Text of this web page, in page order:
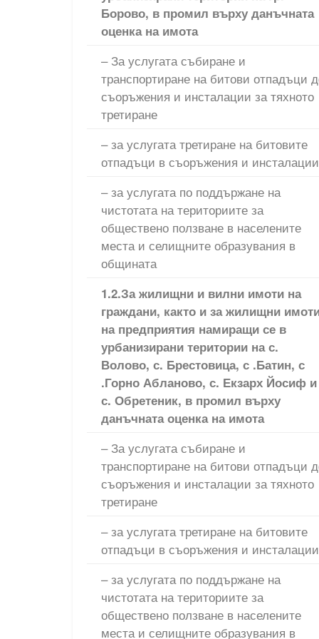
Борово, в промил върху данъчната
оценка на имота
– За услугата събиране и
транспортиране на битови отпадъци
съоръжения и инсталации за тяхното
третиране
– за услугата третиране на битовите
отпадъци в съоръжения и инсталации
– за услугата по поддържане на
чистотата на териториите за
обществено ползване в населените
места и селищните образувания в
общината
1.2.За жилищни и вилни имоти на
граждани, както и за жилищни
на предприятия намиращи се в
урбанизирани територии на с.
Волово, с. Брестовица, с .Батин, с
.Горно Абланово, с. Екзарх Йосиф и
с. Обретеник, в промил върху
данъчната оценка на имота
– За услугата събиране и
транспортиране на битови отпадъци
съоръжения и инсталации за тяхното
третиране
– за услугата третиране на битовите
отпадъци в съоръжения и инсталации
– за услугата по поддържане на
чистотата на териториите за
обществено ползване в населените
места и селищните образувания в